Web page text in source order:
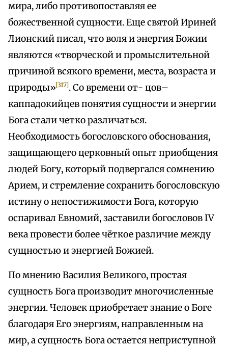
мира, либо противопоставляя ее
божественной сущности. Еще святой Ириней
Лионский писал, что воля и энергия Божии
являются «творческой и промыслительной
причиной всякого времени, места, возраста и
природы»[317]. Со времени от- цов–
каппадокийцев понятия сущности и энергии
Бога стали четко различаться.
Необходимость богословского обоснования,
защищающего церковный опыт приобщения
людей Богу, который подвергался сомнению
Арием, и стремление сохранить богословскую
истину о непостижимости Бога, которую
оспаривал Евномий, заставили богословов IV
века провести более чёткое различие между
сущностью и энергией Божией.
По мнению Василия Великого, простая
сущность Бога производит многочисленные
энергии. Человек приобретает знание о Боге
благодаря Его энергиям, направленным на
мир, а сущность Бога остается неприступной